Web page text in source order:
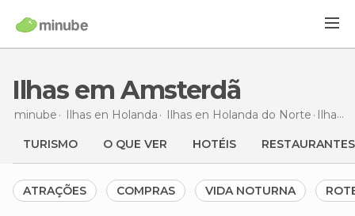
Ilhas em Amsterdã
minube Ilhas en Holanda Ilhas en Holanda do Norte Ilhas
TURISMO O QUE VER HOTÉIS RESTAURANTES
ATRAÇÕES COMPRAS VIDA NOTURNA